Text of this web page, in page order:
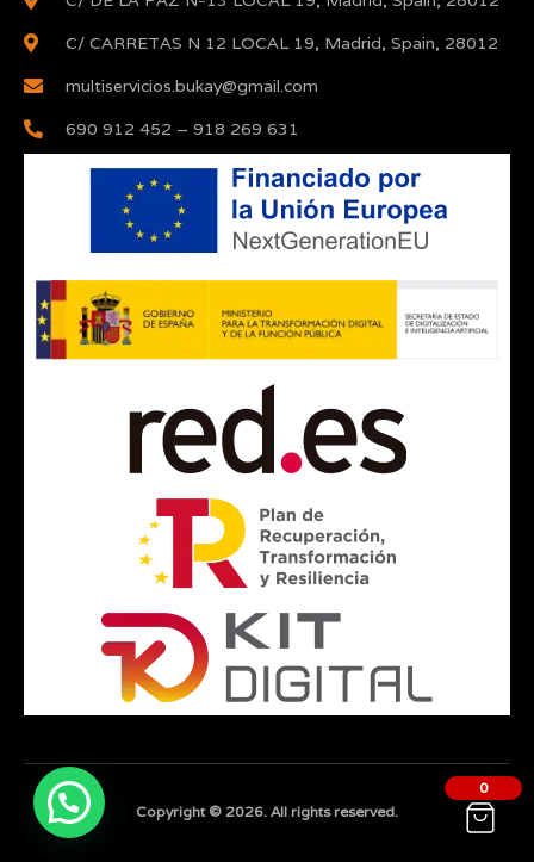
C/ CARRETAS N 12 LOCAL 19, Madrid, Spain, 28012
multiservicios.bukay@gmail.com
690 912 452 – 918 269 631
Copyright © 2026. All rights reserved.
0